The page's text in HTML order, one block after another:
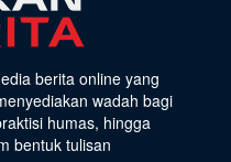
berita online yang
wadah bagi
humas, hingga
bentuk tulisan